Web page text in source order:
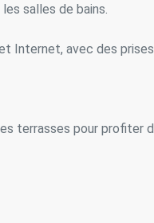
salles de bains.
Internet, avec des
terrasses pour profiter